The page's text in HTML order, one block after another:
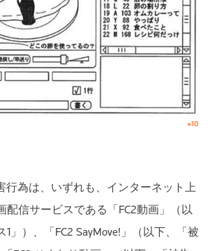
※10
為は、いずれも、インターネット上
配信サービスである「FC2動画」（以
」）、「FC2 SayMove!」（以下、「被